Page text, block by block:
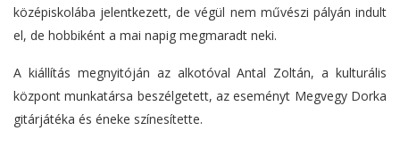
középiskolába jelentkezett, de végül nem művészi pályán indult
el, de hobbiként a mai napig megmaradt neki.
A kiállítás megnyitóján az alkotóval Antal Zoltán, a kulturális
központ munkatársa beszélgetett, az eseményt Megvegy Dorka
gitárjátéka és éneke színesítette.